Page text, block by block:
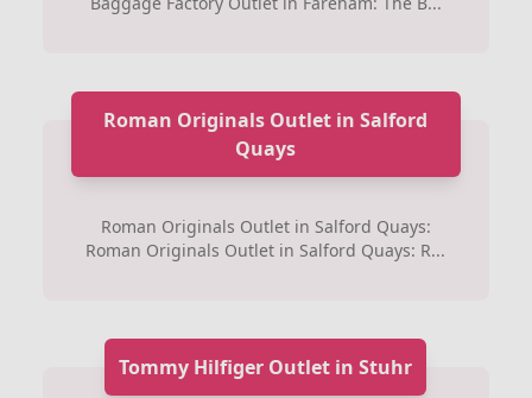
Roman Originals Outlet in Salford
Quays
Roman Originals Outlet in Salford Quays:
Roman Originals Outlet in Salford Quays: R...
Tommy Hilfiger Outlet in Stuhr